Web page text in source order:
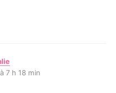
7 h 18 min